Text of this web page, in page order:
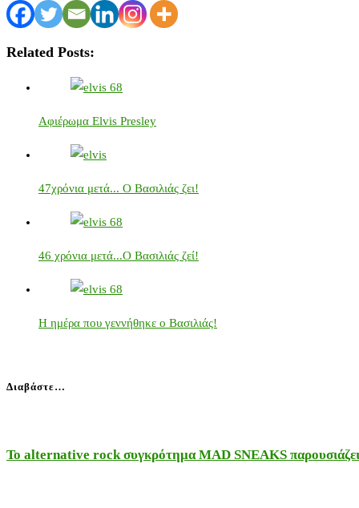
Related Posts:
Αφιέρωμα Elvis Presley
47χρόνια μετά... Ο Βασιλιάς ζει!
46 χρόνια μετά...Ο Βασιλιάς ζεί!
Η ημέρα που γεννήθηκε ο Βασιλιάς!
Διαβάστε…
Το alternative rock συγκρότημα MAD SNEAKS